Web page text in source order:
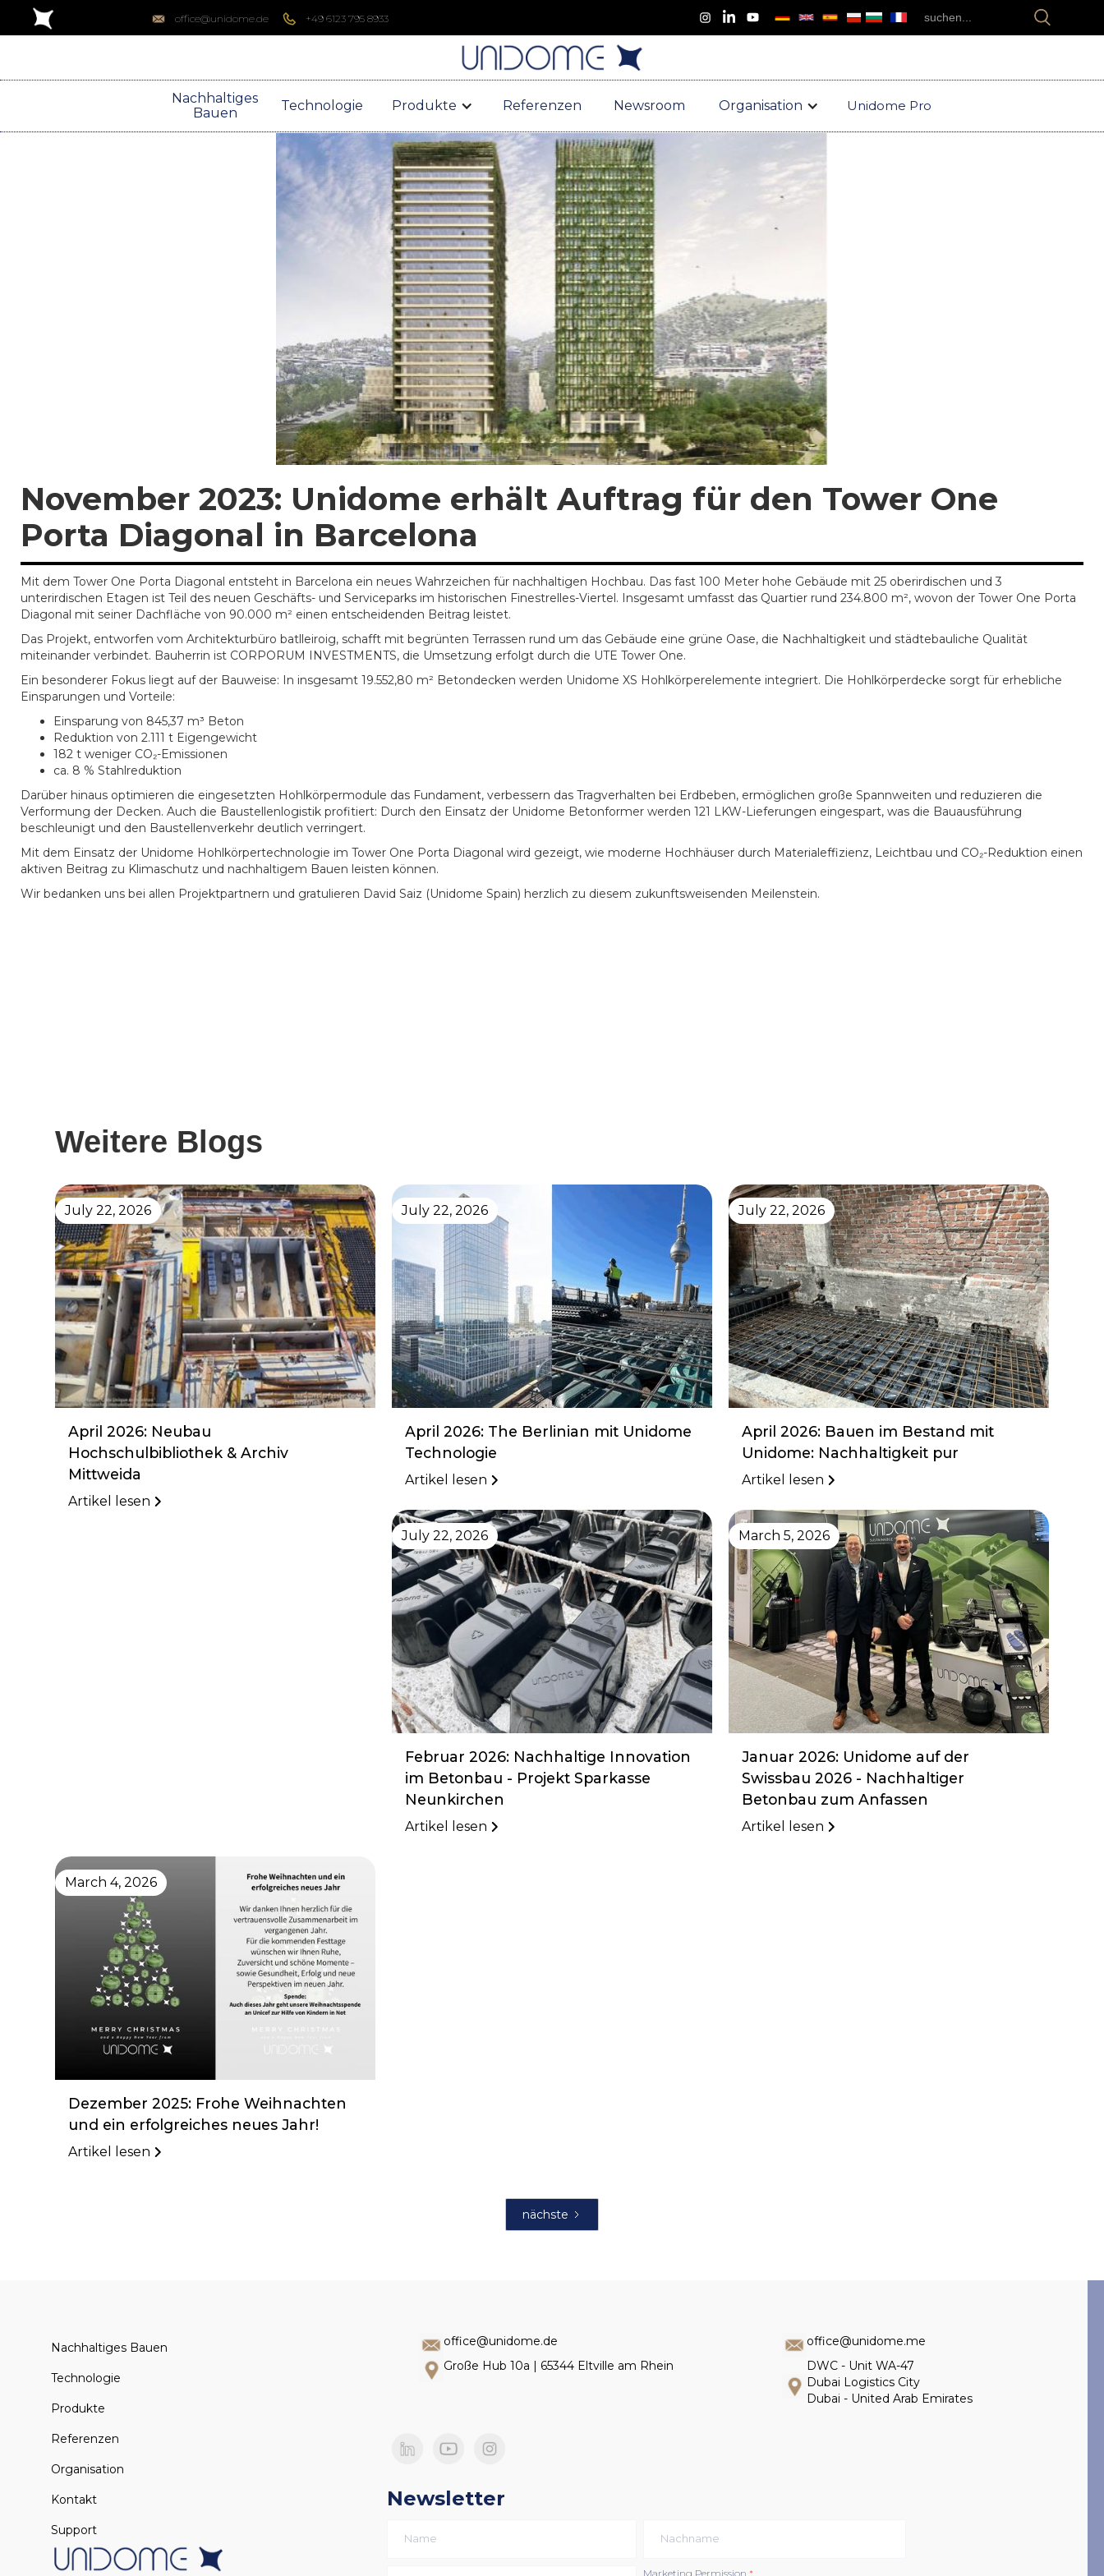
office@unidome.de +49 6123 795 8933
Nachhaltiges
Bauen
Technologie Produkte Referenzen Newsroom Organisation Unidome Pro
November 2023: Unidome erhält Auftrag für den Tower One
Porta Diagonal in Barcelona
Mit dem Tower One Porta Diagonal entsteht in Barcelona ein neues Wahrzeichen für nachhaltigen Hochbau. Das fast 100 Meter hohe Gebäude mit 25 oberirdischen und 3
unterirdischen Etagen ist Teil des neuen Geschäfts- und Serviceparks im historischen Finestrelles-Viertel. Insgesamt umfasst das Quartier rund 234.800 m², wovon der Tower One Porta
Diagonal mit seiner Dachfläche von 90.000 m² einen entscheidenden Beitrag leistet.
Das Projekt, entworfen vom Architekturbüro batlleiroig, schafft mit begrünten Terrassen rund um das Gebäude eine grüne Oase, die Nachhaltigkeit und städtebauliche Qualität
miteinander verbindet. Bauherrin ist CORPORUM INVESTMENTS, die Umsetzung erfolgt durch die UTE Tower One.
Ein besonderer Fokus liegt auf der Bauweise: In insgesamt 19.552,80 m² Betondecken werden Unidome XS Hohlkörperelemente integriert. Die Hohlkörperdecke sorgt für erhebliche
Einsparungen und Vorteile:
Einsparung von 845,37 m³ Beton
Reduktion von 2.111 t Eigengewicht
182 t weniger CO₂-Emissionen
ca. 8 % Stahlreduktion
Darüber hinaus optimieren die eingesetzten Hohlkörpermodule das Fundament, verbessern das Tragverhalten bei Erdbeben, ermöglichen große Spannweiten und reduzieren die
Verformung der Decken. Auch die Baustellenlogistik profitiert: Durch den Einsatz der Unidome Betonformer werden 121 LKW-Lieferungen eingespart, was die Bauausführung
beschleunigt und den Baustellenverkehr deutlich verringert.
Mit dem Einsatz der Unidome Hohlkörpertechnologie im Tower One Porta Diagonal wird gezeigt, wie moderne Hochhäuser durch Materialeffizienz, Leichtbau und CO₂-Reduktion einen
aktiven Beitrag zu Klimaschutz und nachhaltigem Bauen leisten können.
Wir bedanken uns bei allen Projektpartnern und gratulieren David Saiz (Unidome Spain) herzlich zu diesem zukunftsweisenden Meilenstein.
Weitere Blogs
July 22, 2026
April 2026: Neubau
Hochschulbibliothek & Archiv
Mittweida
Artikel lesen
July 22, 2026
April 2026: The Berlinian mit Unidome
Technologie
Artikel lesen
July 22, 2026
April 2026: Bauen im Bestand mit
Unidome: Nachhaltigkeit pur
Artikel lesen
July 22, 2026
Februar 2026: Nachhaltige Innovation
im Betonbau - Projekt Sparkasse
Neunkirchen
Artikel lesen
March 5, 2026
Januar 2026: Unidome auf der
Swissbau 2026 - Nachhaltiger
Betonbau zum Anfassen
Artikel lesen
March 4, 2026
Dezember 2025: Frohe Weihnachten
und ein erfolgreiches neues Jahr!
Artikel lesen
nächste
Nachhaltiges Bauen
Technologie
Produkte
Referenzen
Organisation
Kontakt
Support
office@unidome.de
Große Hub 10a | 65344 Eltville am Rhein
office@unidome.me
DWC - Unit WA-47
Dubai Logistics City
Dubai - United Arab Emirates
Newsletter
Marketing Permission *